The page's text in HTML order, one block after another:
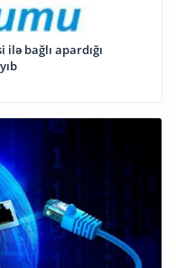
bağlı apardığı